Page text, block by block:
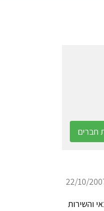
חברים
22/10/
והשירות